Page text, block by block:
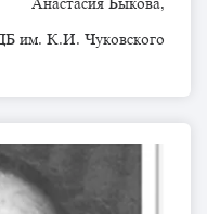
Анастасия Быкова,
им. К.И. Чуковского